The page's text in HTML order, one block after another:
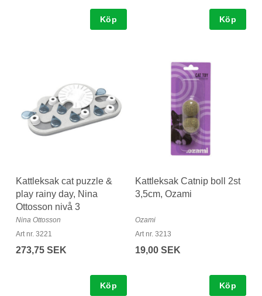
Köp Köp
Kattleksak cat puzzle &
play rainy day, Nina
Ottosson nivå 3
Nina Ottosson
Art nr. 3221
273,75 SEK
Köp
Kattleksak Catnip boll 2st
3,5cm, Ozami
Ozami
Art nr. 3213
19,00 SEK
Köp